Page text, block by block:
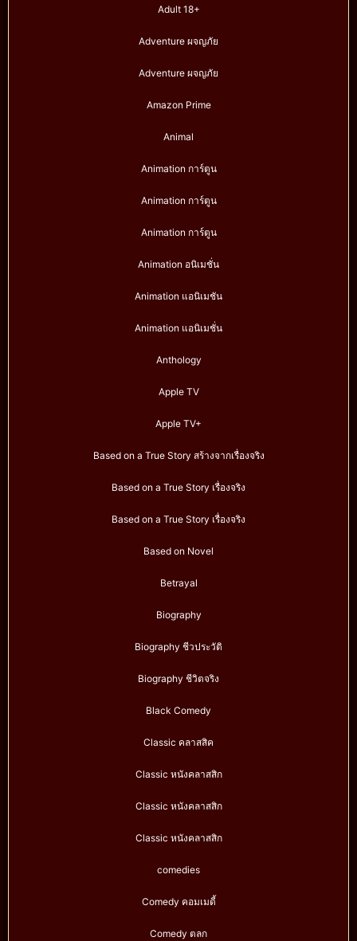
Adult 18+
Adventure ผจญภัย
Adventure ผจญภัย
Amazon Prime
Animal
Animation การ์ตูน
Animation การ์ตูน
Animation การ์ตูน
Animation อนิเมชั่น
Animation แอนิเมชัน
Animation แอนิเมชั่น
Anthology
Apple TV
Apple TV+
Based on a True Story สร้างจากเรื่องจริง
Based on a True Story เรื่องจริง
Based on a True Story เรื่องจริง
Based on Novel
Betrayal
Biography
Biography ชีวประวัติ
Biography ชีวิตจริง
Black Comedy
Classic คลาสสิค
Classic หนังคลาสสิก
Classic หนังคลาสสิก
Classic หนังคลาสสิก
comedies
Comedy คอมเมดี้
Comedy ตลก